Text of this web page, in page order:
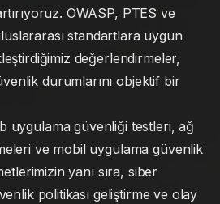
OWASP, PTES ve
standartlara uygun
değerlendirmeler,
durumlarını objektif bir
uygulama güvenliği testleri, ağ
ve mobil uygulama güvenlik
yanı sıra, siber
politikası geliştirme ve olay